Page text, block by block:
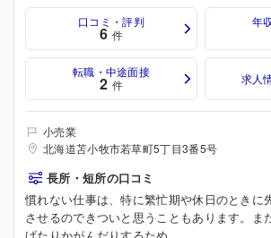
口コミ・評判
6 件
年
転職・中途面接
2 件 求人
小売業
北海道苫小牧市若草町5丁目3番5号
長所・短所の口コミ
慣れない仕事は、特に繁忙期や休日のときに
させるのできついと思うこともあります。ま